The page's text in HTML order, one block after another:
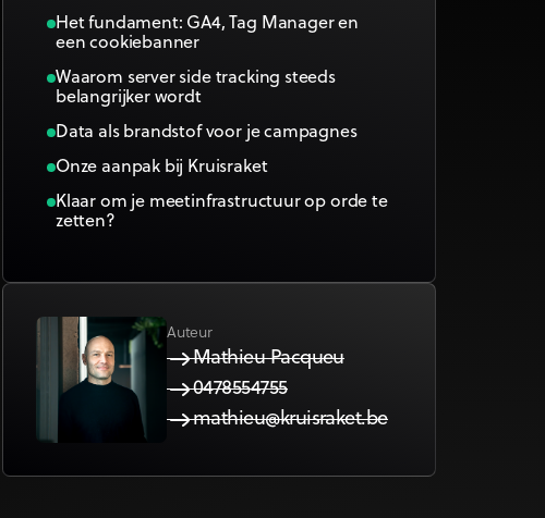
Het fundament: GA4, Tag Manager en
een cookiebanner
Waarom server side tracking steeds
belangrijker wordt
Data als brandstof voor je campagnes
Onze aanpak bij Kruisraket
Klaar om je meetinfrastructuur op orde te
zetten?
Auteur
Mathieu Pacqueu
0478554755
mathieu@kruisraket.be